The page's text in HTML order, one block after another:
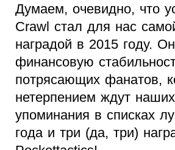
Думаем, очевидно, что
Crawl стал для нас
наградой в 2015 году.
финансовую
потрясающих фанатов,
нетерпением ждут
упоминания в списках
года и три (да, три)